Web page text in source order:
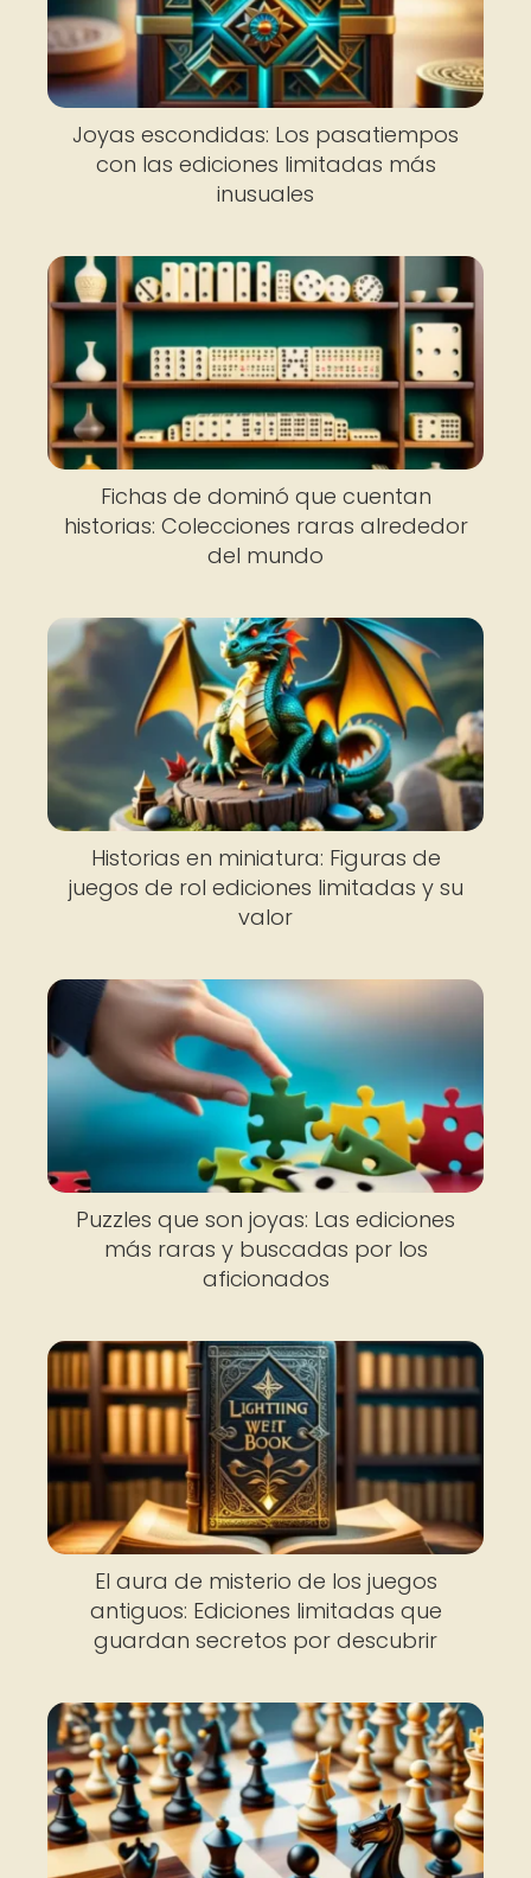
Joyas escondidas: Los pasatiempos
con las ediciones limitadas más
inusuales
Fichas de dominó que cuentan
historias: Colecciones raras alrededor
del mundo
Historias en miniatura: Figuras de
juegos de rol ediciones limitadas y su
valor
Puzzles que son joyas: Las ediciones
más raras y buscadas por los
aficionados
El aura de misterio de los juegos
antiguos: Ediciones limitadas que
guardan secretos por descubrir